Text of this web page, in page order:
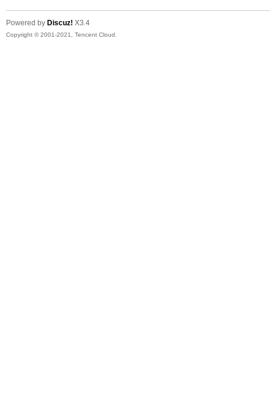
Powered by Discuz! X3.4
Copyright © 2001-2021, Tencent Cloud.